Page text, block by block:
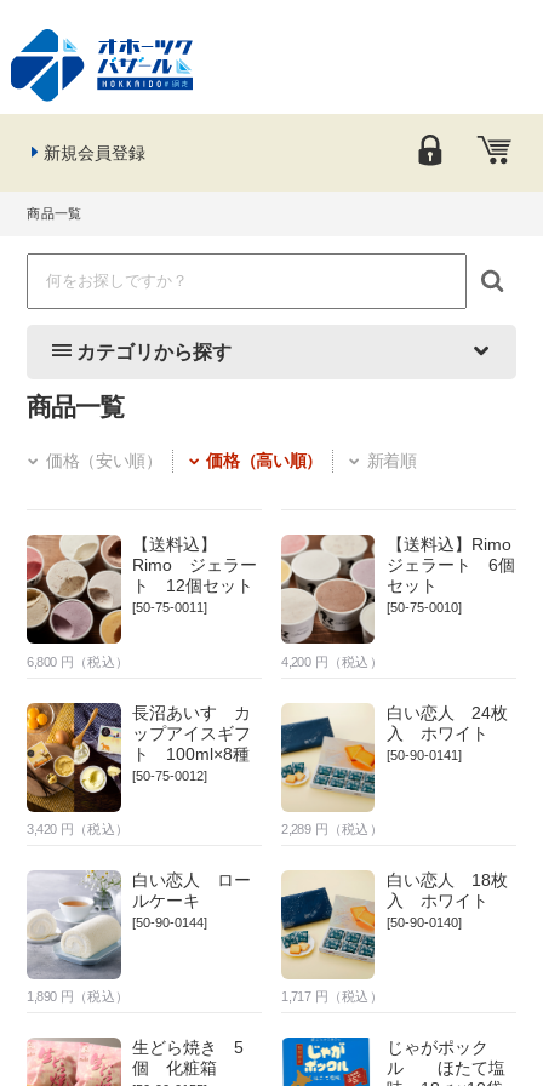
新規会員登録
商品一覧
カテゴリから探す
商品一覧
価格（安い順） 価格（高い順） 新着順
【送料込】
Rimo ジェラー
ト 12個セット
[50-75-0011]
6,800 円（税込）
【送料込】Rimo
ジェラート 6個
セット
[50-75-0010]
4,200 円（税込）
長沼あいす カ
ップアイスギフ
ト 100ml×8種
[50-75-0012]
3,420 円（税込）
白い恋人 24枚
入 ホワイト
[50-90-0141]
2,289 円（税込）
白い恋人 ロー
ルケーキ
[50-90-0144]
1,890 円（税込）
白い恋人 18枚
入 ホワイト
[50-90-0140]
1,717 円（税込）
生どら焼き 5
個 化粧箱
じゃがポック
ル ほたて塩